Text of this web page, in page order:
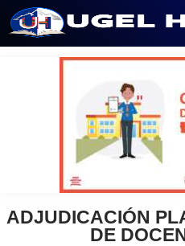
ADJUDICACIÓN
DE